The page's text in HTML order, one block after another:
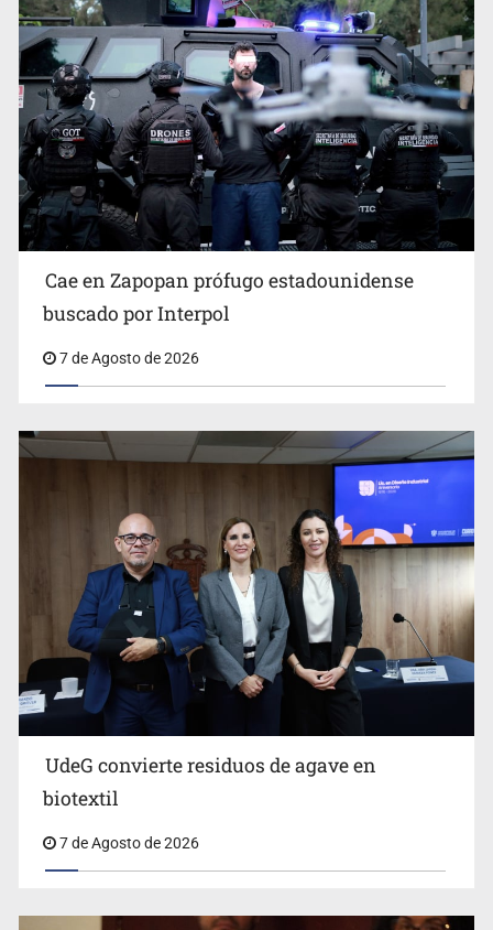
Al archivo la mitad de quejas contra el Siapa
Ya hay solicitud de audiencia de imputación en caso Eli
Cae en Zapopan prófugo estadounidense buscado por
Cae en Zapopan prófugo estadounidense
buscado por Interpol
7 de Agosto de 2026
UdeG convierte residuos de agave en
biotextil
7 de Agosto de 2026